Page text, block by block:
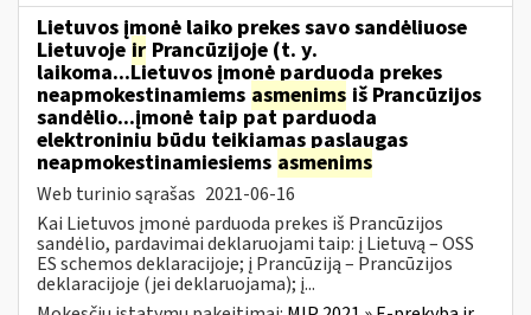
Lietuvos įmonė laiko prekes savo sandėliuose
Lietuvoje ir Prancūzijoje (t. y.
laikoma...Lietuvos įmonė parduoda prekes
neapmokestinamiems asmenims iš Prancūzijos
sandėlio...įmonė taip pat parduoda
elektroniniu būdu teikiamas paslaugas
neapmokestinamiesiems asmenims
Web turinio sąrašas 2021-06-16
Kai Lietuvos įmonė parduoda prekes iš Prancūzijos
sandėlio, pardavimai deklaruojami taip: į Lietuvą – OSS
ES schemos deklaracijoje; į Prancūziją – Prancūzijos
deklaracijoje (jei deklaruojama); į...